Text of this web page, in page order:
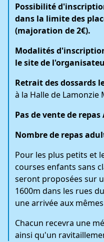
Possibilité
dans la limite des
(majoration de 2€).
Modalités
le site de
Retrait des dossards
à la Halle de Lamonzie
Pas de vente de
Nombre de repas
Pour les plus petits et
courses enfants sans
seront proposées sur
1600m dans les rues
une arrivée aux
Chacun recevra une
ainsi qu'un